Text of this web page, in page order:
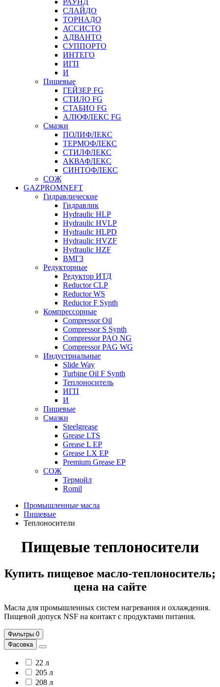
РАУНД
СЛАЙДО
ТОРНАДО
АССИСТО
АДВАНТО
СУППОРТО
ИНТЕГО
ИГП
И
Пищевые
ГЕЙЗЕР FG
СТИЛО FG
СТАБИО FG
АЛЮФЛЕКС FG
Смазки
ПОЛИФЛЕКС
ТЕРМОФЛЕКС
СТИЛФЛЕКС
АКВАФЛЕКС
СИНТОФЛЕКС
СОЖ
GAZPROMNEFT
Гидравлические
Гидравлик
Hydraulic HLP
Hydraulic HVLP
Hydraulic HLPD
Hydraulic HVZF
Hydraulic HZF
ВМГЗ
Редукторные
Редуктор ИТД
Reductor CLP
Reductor WS
Reductor F Synth
Компрессорные
Compressor Oil
Compressor S Synth
Compressor PAO NG
Compressor PAG WG
Индустриальные
Slide Way
Turbine Oil F Synth
Теплоноситель
ИГП
И
Пищевые
Смазки
Steelgrease
Grease LTS
Grease L EP
Grease LX EP
Premium Grease EP
СОЖ
Термойл
Romil
Промышленные масла
Пищевые
Теплоносители
Пищевые теплоносители
Купить пищевое масло-теплоноситель;
цена на сайте
Масла для промышленных систем нагревания и охлаждения.
Пищевой допуск NSF на контакт с продуктами питания.
Фильтры 0
Фасовка
22 л
205 л
208 л